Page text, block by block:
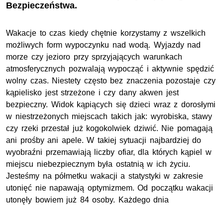
Bezpieczeństwa.
Wakacje to czas kiedy chętnie korzystamy z wszelkich
możliwych form wypoczynku nad wodą. Wyjazdy nad
morze czy jezioro przy sprzyjających warunkach
atmosferycznych pozwalają wypocząć i aktywnie spędzić
wolny czas. Niestety często bez znaczenia pozostaje czy
kąpielisko jest strzeżone i czy dany akwen jest
bezpieczny. Widok kąpiących się dzieci wraz z dorosłymi
w niestrzeżonych miejscach takich jak: wyrobiska, stawy
czy rzeki przestał już kogokolwiek dziwić. Nie pomagają
ani prośby ani apele. W takiej sytuacji najbardziej do
wyobraźni przemawiają liczby ofiar, dla których kąpiel w
miejscu niebezpiecznym była ostatnią w ich życiu.
Jesteśmy na półmetku wakacji a statystyki w zakresie
utonięć nie napawają optymizmem. Od początku wakacji
utonęły bowiem już 84 osoby. Każdego dnia